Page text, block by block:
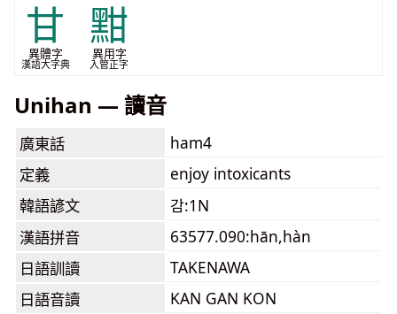
甘
異體字
漢語大字典
黚
異用字
入管正字
Unihan — 讀音
廣東話
ham4
定義
enjoy intoxicants
韓語諺文
감:1N
漢語拼音
63577.090:hān,hàn
日語訓讀
TAKENAWA
日語音讀
KAN GAN KON